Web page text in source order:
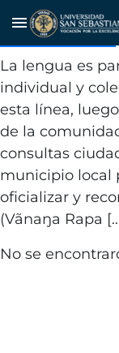
menu
Respeto
intelectual
La lengua es
individual y
esta línea,
de la
consultas
municipio local
oficializar y
(Vãnaŋa Rapa
No se